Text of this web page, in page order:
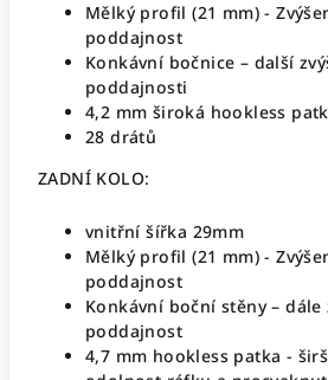
Mělký profil (21 mm) -
poddajnost
Konkávní bočnice – další
poddajnosti
4,2 mm široká hookless
28 drátů
ZADNÍ KOLO:
vnitřní šířka 29mm
Mělký profil (21 mm) -
poddajnost
Konkávní boční stěny –
poddajnost
4,7 mm hookless patka -